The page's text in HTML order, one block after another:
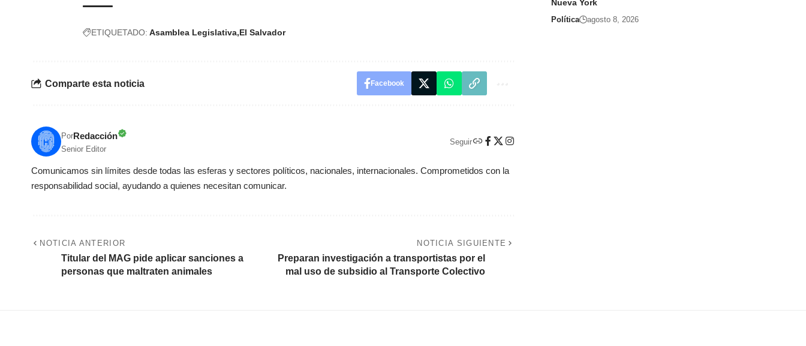
ETIQUETADO: Asamblea Legislativa El Salvador
Comparte esta noticia Facebook
PorRedacción
Senior Editor
Seguir
Comunicamos sin límites desde todas las esferas y sectores políticos, nacionales, internacionales. Comprometidos con la
responsabilidad social, ayudando a quienes necesitan comunicar.
NOTICIA ANTERIOR
Titular del MAG pide aplicar sanciones a
personas que maltraten animales
NOTICIA SIGUIENTE
Preparan investigación a transportistas por el
mal uso de subsidio al Transporte Colectivo
Nueva York
Política agosto 8, 2026